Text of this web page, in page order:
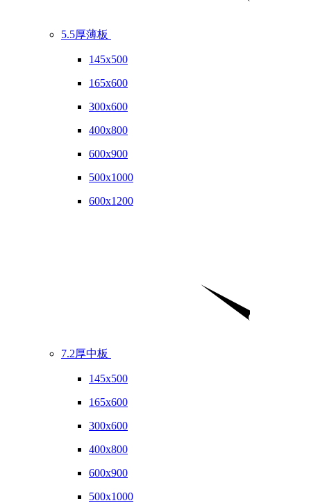
5.5厚薄板
145x500
165x600
300x600
400x800
600x900
500x1000
600x1200
7.2厚中板
145x500
165x600
300x600
400x800
600x900
500x1000